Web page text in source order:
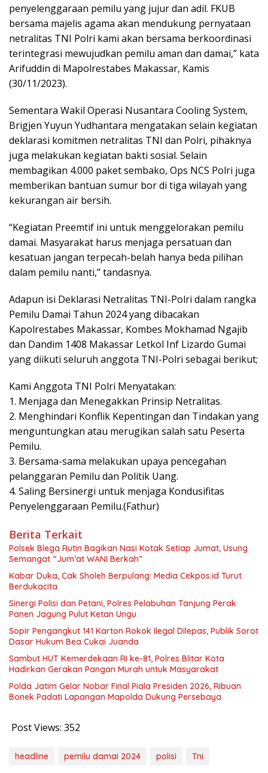
penyelenggaraan pemilu yang jujur dan adil. FKUB
bersama majelis agama akan mendukung pernyataan
netralitas TNI Polri kami akan bersama berkoordinasi
terintegrasi mewujudkan pemilu aman dan damai,” kata
Arifuddin di Mapolrestabes Makassar, Kamis
(30/11/2023).
Sementara Wakil Operasi Nusantara Cooling System,
Brigjen Yuyun Yudhantara mengatakan selain kegiatan
deklarasi komitmen netralitas TNI dan Polri, pihaknya
juga melakukan kegiatan bakti sosial. Selain
membagikan 4.000 paket sembako, Ops NCS Polri juga
memberikan bantuan sumur bor di tiga wilayah yang
kekurangan air bersih.
“Kegiatan Preemtif ini untuk menggelorakan pemilu
damai. Masyarakat harus menjaga persatuan dan
kesatuan jangan terpecah-belah hanya beda pilihan
dalam pemilu nanti,” tandasnya.
Adapun isi Deklarasi Netralitas TNI-Polri dalam rangka
Pemilu Damai Tahun 2024 yang dibacakan
Kapolrestabes Makassar, Kombes Mokhamad Ngajib
dan Dandim 1408 Makassar Letkol Inf Lizardo Gumai
yang diikuti seluruh anggota TNI-Polri sebagai berikut;
Kami Anggota TNI Polri Menyatakan:
1. Menjaga dan Menegakkan Prinsip Netralitas.
2. Menghindari Konflik Kepentingan dan Tindakan yang
menguntungkan atau merugikan salah satu Peserta
Pemilu.
3. Bersama-sama melakukan upaya pencegahan
pelanggaran Pemilu dan Politik Uang.
4. Saling Bersinergi untuk menjaga Kondusifitas
Penyelenggaraan Pemilu.(Fathur)
Berita Terkait
Polsek Blega Rutin Bagikan Nasi Kotak Setiap Jumat, Usung
Semangat “Jum’at WANI Berkah”
Kabar Duka, Cak Sholeh Berpulang: Media Cekpos.id Turut
Berdukacita
Sinergi Polisi dan Petani, Polres Pelabuhan Tanjung Perak
Panen Jagung Pulut Ketan Ungu
Sopir Pengangkut 141 Karton Rokok Ilegal Dilepas, Publik Sorot
Dasar Hukum Bea Cukai Juanda
Sambut HUT Kemerdekaan RI ke-81, Polres Blitar Kota
Hadirkan Gerakan Pangan Murah untuk Masyarakat
Polda Jatim Gelar Nobar Final Piala Presiden 2026, Ribuan
Bonek Padati Lapangan Mapolda Dukung Persebaya
Post Views: 352
headline pemilu damai 2024 polisi Tni